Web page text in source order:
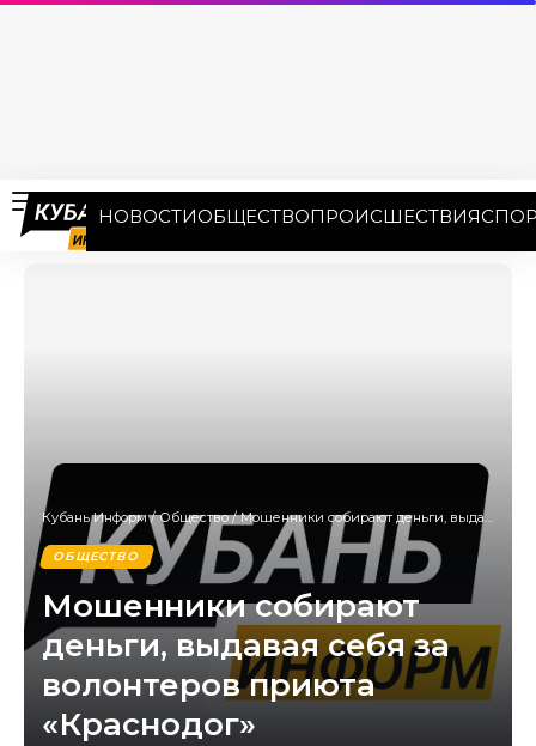
НОВОСТИОБЩЕСТВОПРОИСШЕСТВИЯ
Кубань Информ/Общество/Мошенники собирают деньги, выдавая себя за волонтеров приюта «Краснодог»
ОБЩЕСТВО
Мошенники собирают
деньги, выдавая себя за
волонтеров приюта
«Краснодог»